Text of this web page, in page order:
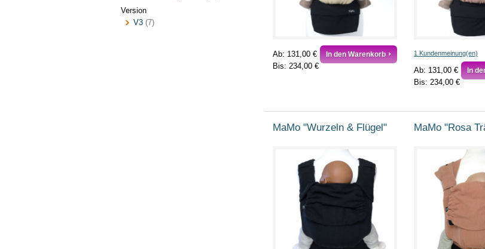
Ab: 131,00 €
Bis: 234,00 €
In den Warenkorb 1 Kundenmeinung(en)
Ab: 131,00 €
Bis: 234,00 €
In
MaMo "Wurzeln & Flügel" MaMo "Rosa
Version
V3 (7)